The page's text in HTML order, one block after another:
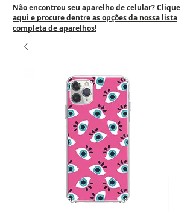
Não encontrou seu aparelho de celular? Clique
aqui e procure dentre as opções da nossa lista
completa de aparelhos!